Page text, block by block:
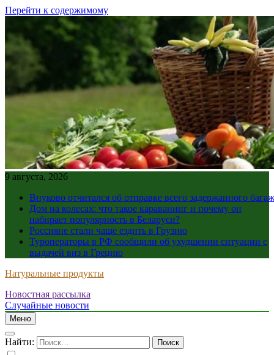
Перейти к содержимому
9 августа, 2026
Внуково отчитался об отправке всего задержанного
Дом на колесах: что такое караванинг и почему он
набирает популярность в Беларуси?
Россияне стали чаще ездить в Грузию
Туроператоры в РФ сообщили об ухудшении ситуации с
выдачей виз в Грецию
Натуральные продукты
Новостная рассылка
Случайные новости
Меню
Найти: